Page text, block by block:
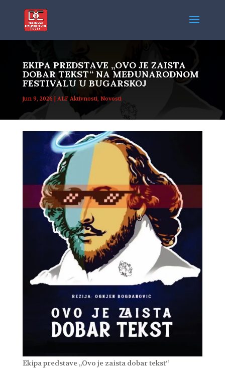
EKIPA PREDSTAVE „OVO JE ZAISTA
DOBAR TEKST“ NA MEĐUNARODNOM
FESTIVALU U BUGARSKOJ
jun 9, 2026 ALF Aktivnosti, Novosti
Ekipa predstave „Ovo je zaista dobar tekst“